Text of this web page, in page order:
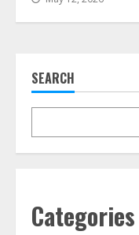
SEARCH
Categories